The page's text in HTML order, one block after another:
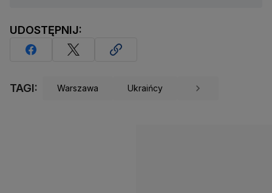
UDOSTĘPNIJ:
TAGI: Warszawa Ukraińcy